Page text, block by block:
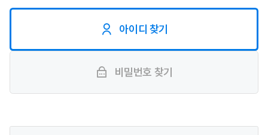
아이디 찾기
비밀번호 찾기